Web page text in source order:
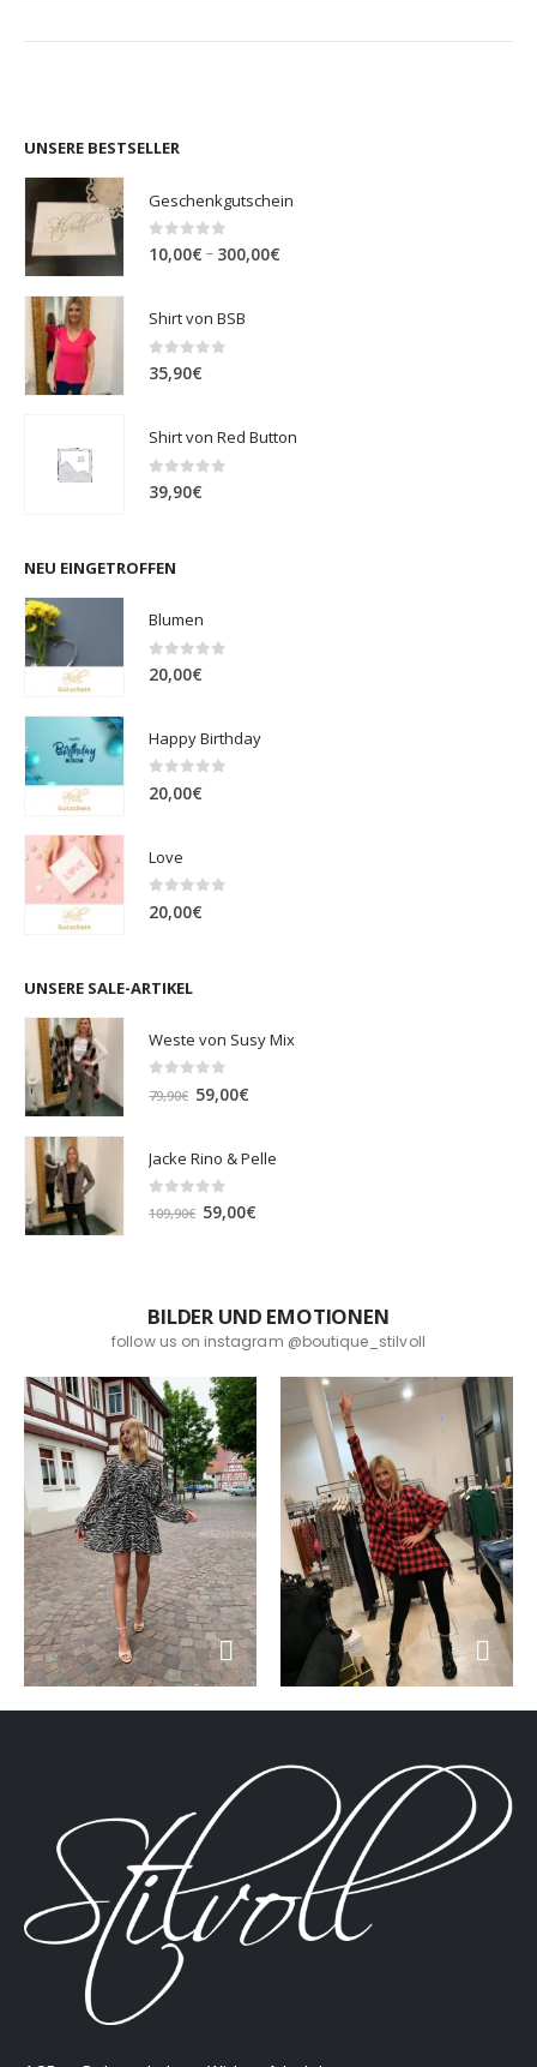
UNSERE BESTSELLER
Geschenkgutschein
0out of 5
10,00€ – 300,00€
Shirt von BSB
0out of 5
35,90€
Shirt von Red Button
0 out of 5
39,90€
NEU EINGETROFFEN
Blumen
0 out of 5
20,00€
Happy Birthday
0 out of 5
20,00€
Love
0 out of 5
20,00€
UNSERE SALE-ARTIKEL
Weste von Susy Mix
out of 5
79,90€ Ursprünglicher
79,90€
59,00€
59,00€.
Jacke Rino & Pelle
out of 5
109,90€ Ursprünglicher
59,00€
BILDER UND EMOTIONEN
follow us on instagram @boutique_stilvoll